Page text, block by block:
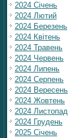
2024 Січень
2024 Лютий
2024 Березень
2024 Квітень
2024 Травень
2024 Червень
2024 Липень
2024 Серпень
2024 Вересень
2024 Жовтень
2024 Листопад
2024 Грудень
2025 Січень